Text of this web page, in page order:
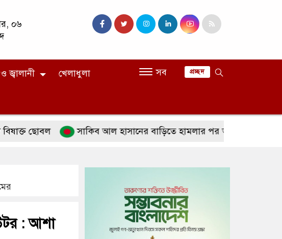
০৬
জ্বালানী খেলাধুলা সব প্রচ্ছদ
ছোবল সাকিব আল হাসানের বাড়িতে হামলার পর অতিরিক্ত পুলিশ মোতায়েন
: আশা